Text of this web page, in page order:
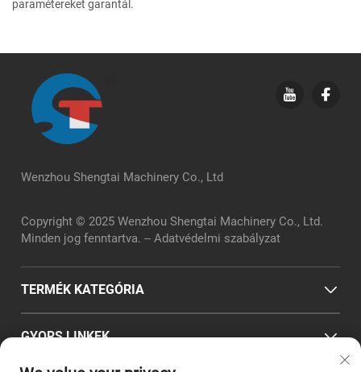
paramétereket garantál.
Wenzhou Shengtai Machinery Co., Ltd
Copyright © 2025 Wenzhou Shengtai Machinery Co., Ltd.
Minden jog fenntartva. -- Adatvédelmi szabályzat
TERMÉK KATEGÓRIA
GYORS LINKEK